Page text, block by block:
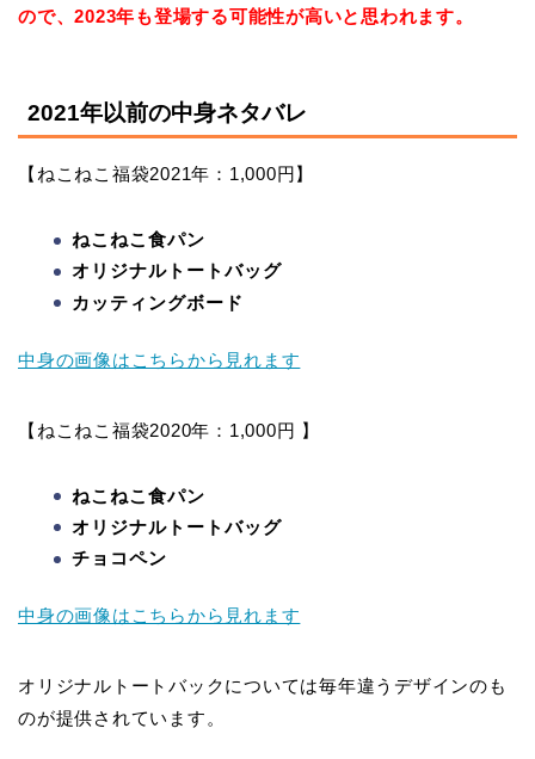
ので、2023年も登場する可能性が高いと思われます。
2021年以前の中身ネタバレ
【ねこねこ福袋2021年：1,000円】
ねこねこ食パン
オリジナルトートバッグ
カッティングボード
中身の画像はこちらから見れます
【ねこねこ福袋2020年：1,000円 】
ねこねこ食パン
オリジナルトートバッグ
チョコペン
中身の画像はこちらから見れます
オリジナルトートバックについては毎年違うデザインのも
のが提供されています。